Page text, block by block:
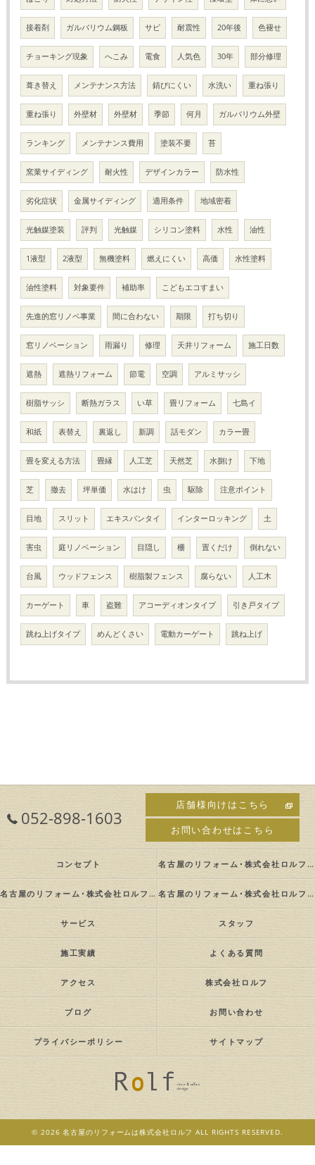
接着剤 ガルバリウム鋼板 サビ 耐震性 20年後 色褪せ
チョーキング現象 へこみ 電食 人気色 30年 部分修理
葺き替え メンテナンス方法 錆びにくい 水洗い 重ね張り
重ね張り 外壁材 外壁材 季節 何月 ガルバリウム外壁
ランキング メンテナンス費用 塗装不要 苔
窯業サイディング 耐火性 デザインカラー 防水性
劣化症状 金属サイディング 適用条件 地域密着
光触媒塗装 評判 光触媒 シリコン塗料 水性 油性
1液型 2液型 無機塗料 燃えにくい 高価 水性塗料
油性塗料 対象要件 補助率 こどもエコすまい
先進的窓リノベ事業 間に合わない 期限 打ち切り
窓リノベーション 雨漏り 修理 天井リフォーム 施工日数
遮熱 遮熱リフォーム 節電 空調 アルミサッシ
樹脂サッシ 断熱ガラス い草 畳リフォーム 七島イ
和紙 表替え 裏返し 新調 話モダン カラー畳
畳を変える方法 畳縁 人工芝 天然芝 水捌け 下地
芝 撤去 坪単価 水はけ 虫 駆除 注意ポイント
目地 スリット エキスパンタイ インターロッキング 土
害虫 庭リノベーション 目隠し 柵 置くだけ 倒れない
台風 ウッドフェンス 樹脂製フェンス 腐らない 人工木
カーゲート 車 盗難 アコーディオンタイプ 引き戸タイプ
跳ね上げタイプ めんどくさい 電動カーゲート 跳ね上げ
052-898-1603
店舗様向けはこちら
お問い合わせはこちら
コンセプト 名古屋のリフォーム･株式会社ロルフの口コミ情報
名古屋のリフォーム･株式会社ロルフの評判 名古屋のリフォーム･株式会社ロルフのお客様の声
サービス スタッフ
施工実績 よくある質問
アクセス 株式会社ロルフ
ブログ お問い合わせ
プライバシーポリシー サイトマップ
© 2026 名古屋のリフォームは株式会社ロルフ ALL RIGHTS RESERVED.